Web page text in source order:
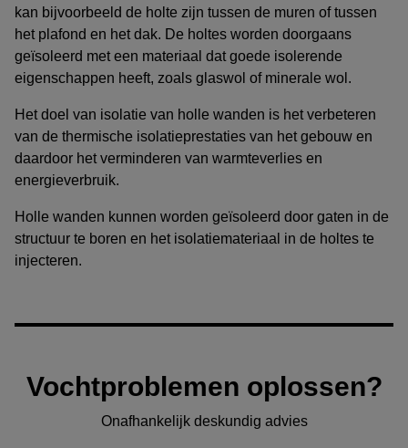
kan bijvoorbeeld de holte zijn tussen de muren of tussen
het plafond en het dak. De holtes worden doorgaans
geïsoleerd met een materiaal dat goede isolerende
eigenschappen heeft, zoals glaswol of minerale wol.
Het doel van isolatie van holle wanden is het verbeteren
van de thermische isolatieprestaties van het gebouw en
daardoor het verminderen van warmteverlies en
energieverbruik.
Holle wanden kunnen worden geïsoleerd door gaten in de
structuur te boren en het isolatiemateriaal in de holtes te
injecteren.
Vochtproblemen oplossen?
Onafhankelijk deskundig advies